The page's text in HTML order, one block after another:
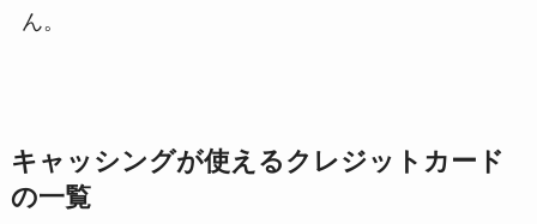
ん。
キャッシングが使えるクレジットカード
の一覧